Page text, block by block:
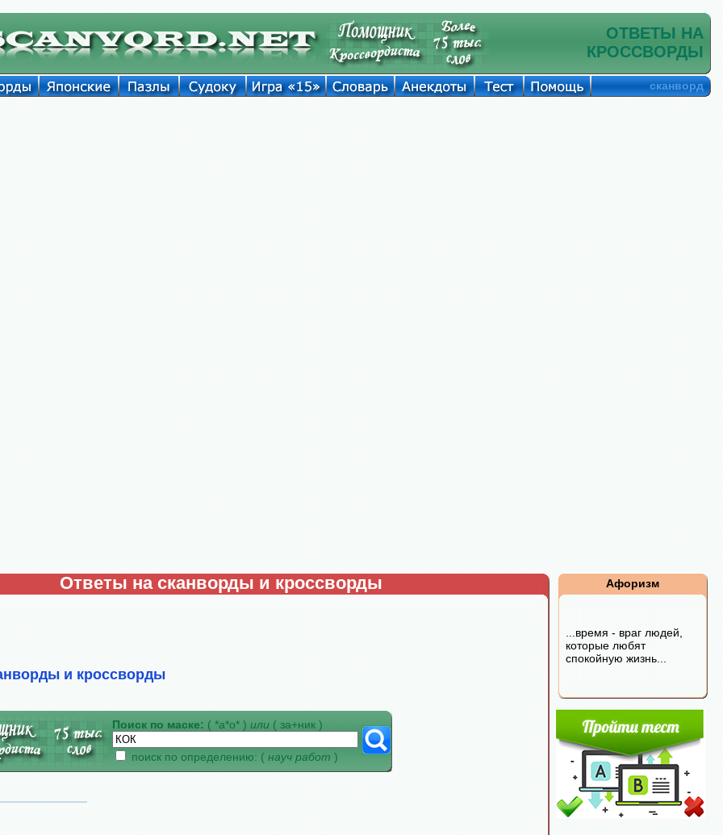
ОТВЕТЫ НА
КРОССВОРДЫ
сканворд
Ответы на сканворды и кроссворды
и кроссворды
Поиск по маске: ( *а*о* ) или ( за+ник )
поиск по определению: ( науч работ )
Афоризм
...время - враг людей,
которые любят
спокойную жизнь...